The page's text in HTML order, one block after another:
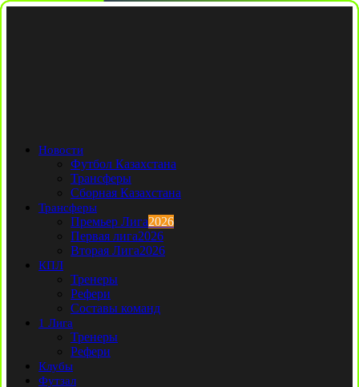
Новости
Футбол Казахстана
Трансферы
Сборная Казахстана
Трансферы
Премьер Лига2026
Первая лига2026
Вторая Лига2026
КПЛ
Тренеры
Рефери
Составы команд
1 Лига
Тренеры
Рефери
Клубы
Футзал